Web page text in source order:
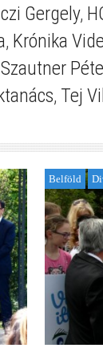
Gergely,
, Krónika
Szautner
, Tej
Belföld